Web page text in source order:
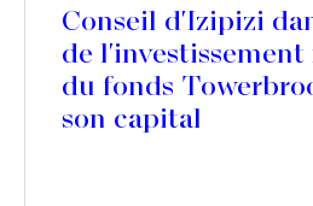
Conseil d'Izipizi
de
du fonds
son capital